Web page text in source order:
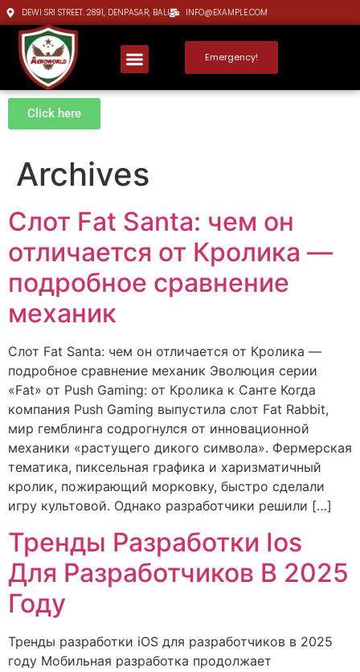
DEWI SRI STREET. 2891, DENPASAR, BALI INFO@EXAMPLE.COM
Emergency!
Click here
Archives
Слот Fat Santa: чем он
отличается от Кролика —
подробное сравнение
механик
Слот Fat Santa: чем он отличается от Кролика —
подробное сравнение механик Эволюция серии
«Fat» от Push Gaming: от Кролика к Санте Когда
компания Push Gaming выпустила слот Fat Rabbit,
мир гемблинга содрогнулся от инновационной
механики «растущего дикого символа». Фермерская
тематика, пиксельная графика и харизматичный
кролик, пожирающий морковку, быстро сделали
игру культовой. Однако разработчики решили […]
Тренды Разработки Ios
Для Разработчиков В 2025
Году
Тренды разработки iOS для разработчиков в 2025
году Мобильная разработка продолжает